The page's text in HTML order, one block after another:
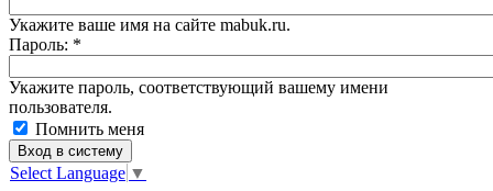
Укажите ваше имя на сайте mabuk.ru.
Пароль: *
Укажите пароль, соответствующий вашему имени
пользователя.
Помнить меня
Select Language ▼